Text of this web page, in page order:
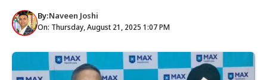
By:Naveen Joshi
On: Thursday, August 21, 2025 1:07 PM